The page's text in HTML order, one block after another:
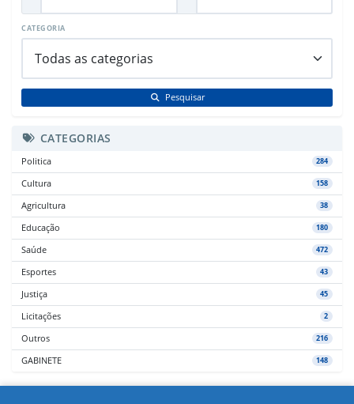
CATEGORIA
Pesquisar
CATEGORIAS
Politica 284
Cultura 158
Agricultura 38
Educação 180
Saúde 472
Esportes 43
Justiça 45
Licitações 2
Outros 216
GABINETE 148